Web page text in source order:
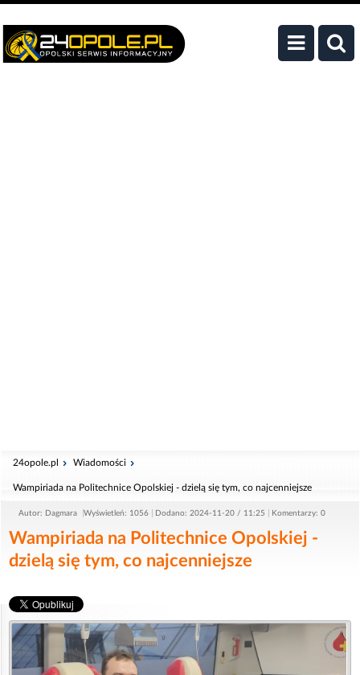
24opole.pl Wiadomości
Wampiriada na Politechnice Opolskiej - dzielą się tym, co najcenniejsze
Autor: Dagmara Wyświetleń: 1056 Dodano: 2024-11-20 / 11:25 Komentarzy: 0
Wampiriada na Politechnice Opolskiej -
dzielą się tym, co najcenniejsze